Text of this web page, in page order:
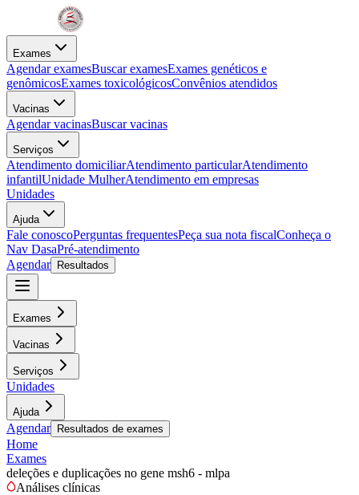
Exames
Agendar examesBuscar examesExames genéticos e
genômicosExames toxicológicosConvênios atendidos
Vacinas
Agendar vacinasBuscar vacinas
Serviços
Atendimento domiciliarAtendimento particularAtendimento
infantilUnidade MulherAtendimento em empresas
Unidades
Ajuda
Fale conoscoPerguntas frequentesPeça sua nota fiscalConheça o
Nav DasaPré-atendimento
Agendar
Resultados
Exames
Vacinas
Serviços
Unidades
Ajuda
Agendar Resultados de exames
Home
Exames
deleções e duplicações no gene msh6 - mlpa
Análises clínicas